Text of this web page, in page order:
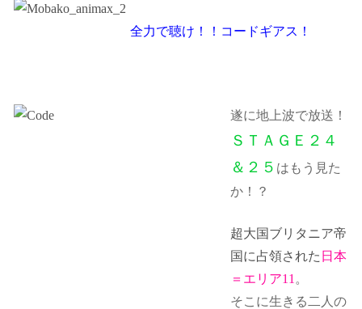
全力で聴け！！コードギアス！
遂に地上波で放送！
ＳＴＡＧＥ２４
＆２５ はもう見た
か！？
超大国ブリタニア帝
国に占領された 日本
＝エリア11 。
そこに生きる二人の